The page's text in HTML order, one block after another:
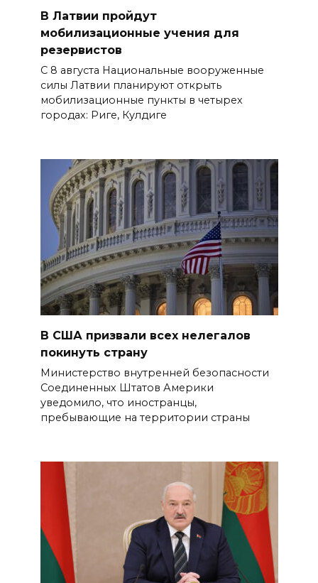
В Латвии пройдут
мобилизационные учения для
резервистов
С 8 августа Национальные вооруженные
силы Латвии планируют открыть
мобилизационные пункты в четырех
городах: Риге, Кулдиге
В США призвали всех нелегалов
покинуть страну
Министерство внутренней безопасности
Соединенных Штатов Америки
уведомило, что иностранцы,
пребывающие на территории страны